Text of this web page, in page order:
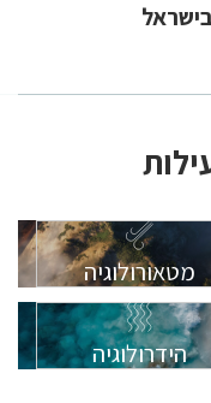
מטאורולוגיה
הידרולוגיה